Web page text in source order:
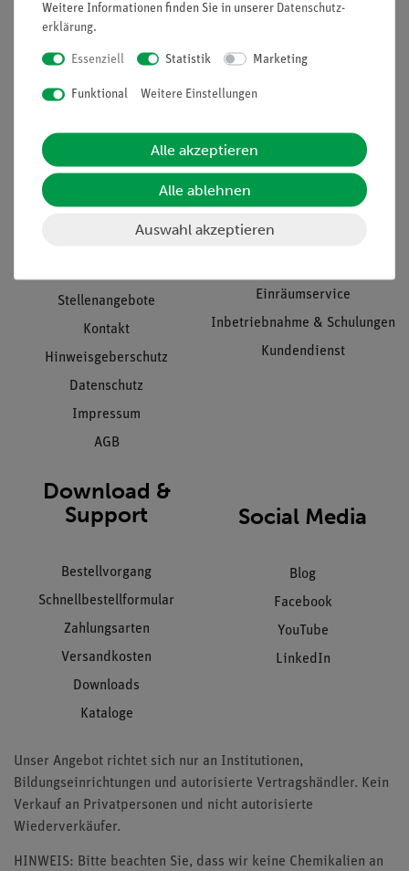
Informationen
Stellenangebote
Kontakt
Hinweisgeberschutz
Datenschutz
Impressum
AGB
Einräumservice
Inbetriebnahme & Schulungen
Kundendienst
Download &
Support
Bestellvorgang
Schnellbestellformular
Zahlungsarten
Versandkosten
Downloads
Kataloge
Social Media
Blog
Facebook
YouTube
LinkedIn
Unser Angebot richtet sich nur an Institutionen,
Bildungseinrichtungen und autorisierte Vertragshändler. Kein
Verkauf an Privatpersonen und nicht autorisierte
Wiederverkäufer.
HINWEIS: Bitte beachten Sie, dass wir keine Chemikalien an
Weitere Informationen finden Sie in unserer Daten­schutz­
erklärung.
Essenziell Statistik Marketing
Funktional Weitere Einstellungen
Alle akzeptieren
Alle ablehnen
Auswahl akzeptieren